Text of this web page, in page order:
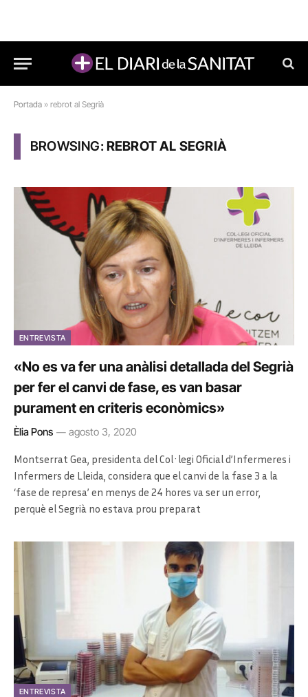
Portada » rebrot al Segrià
BROWSING:REBROT AL SEGRIÀ
ENTREVISTA
«No es va fer una anàlisi detallada del Segrià
per fer el canvi de fase, es van basar
purament en criteris econòmics»
Èlia Pons agosto 3, 2020
Montserrat Gea, presidenta del Col·legi Oficial d’Infermeres i
Infermers de Lleida, considera que el canvi de la fase 3 a la
‘fase de represa’ en menys de 24 hores va ser un error,
perquè el Segrià no estava prou preparat
ENTREVISTA